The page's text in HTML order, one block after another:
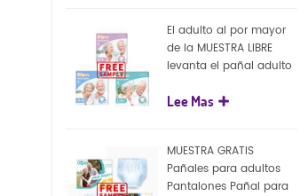
El adulto al por mayor
de la MUESTRA LIBRE
levanta el pañal adulto
pantalones del pañal
Lee Mas
MUESTRA GRATIS
Pañales para adultos
Pantalones Pañal para